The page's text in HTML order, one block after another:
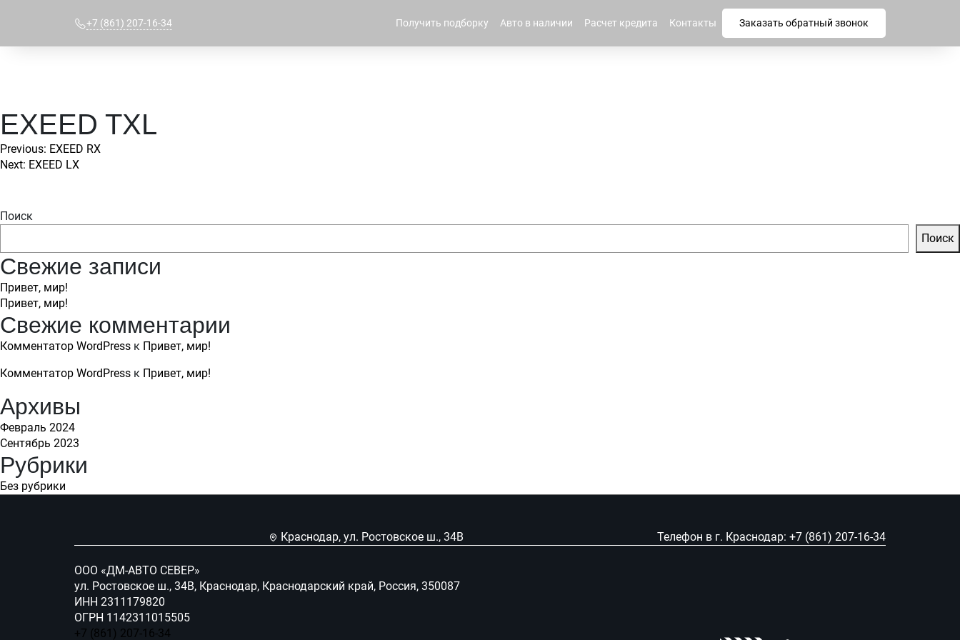
+7 (861) 207-16-34 Получить подборку Авто в наличии Расчет кредита Контакты Заказать обратный звонок
EXEED TXL
Навигация
записям
Previous: EXEED RX
Next: EXEED LX
Поиск
Поиск
Свежие записи
Привет, мир!
Привет, мир!
Свежие комментарии
Комментатор WordPress к Привет, мир!
Комментатор WordPress к Привет, мир!
Архивы
Февраль 2024
Сентябрь 2023
Рубрики
Без рубрики
Краснодар, ул. Ростовское ш., 34В Телефон в г. Краснодар: +7 (861) 207-16-34
ООО «ДМ-АВТО СЕВЕР»
ул. Ростовское ш., 34В, Краснодар, Краснодарский край, Россия, 350087
ИНН 2311179820
ОГРН 1142311015505
+7 (861) 207-16-34